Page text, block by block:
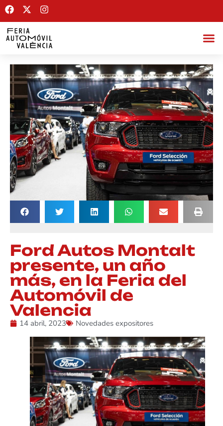
Ford Autos Montalt
presente, un año
más, en la Feria del
Automóvil de
Valencia
14 abril, 2023 Novedades expositores